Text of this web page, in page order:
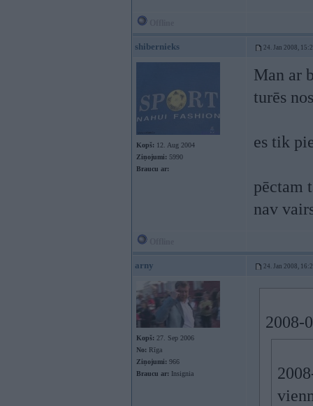
shibernieks 24. Jan 2008,
Kopš: 12. Aug 2004
Ziņojumi: 5990
Braucu ar:
Man ar
turēs
es tik
pēctam
nav
arny 24. Jan 2008,
Kopš: 27. Sep 2006
No: Rīga
Ziņojumi: 966
Braucu ar: Insignia
2008-